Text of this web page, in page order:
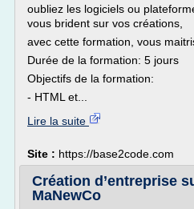
oubliez les logiciels ou
vous brident sur vos créations,
avec cette formation, vous
Durée de la formation: 5 jours
Objectifs de la formation:
- HTML et...
Lire la suite
Site : https://base2code.com
Création d’entreprise
MaNewCo